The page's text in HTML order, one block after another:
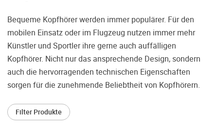
Qual der Wahl?
Warum kommen Sie nicht vorbei und
hören erstmal Probe? Dadurch stellen
Sie sicher, dass Sie die richtige Wahl
Oft werden Produkte auf Empfehlung
Dritter oder z.B. aufgrund einer Rezension
Bequeme Kopfhörer werden immer populärer. Für den
mobilen Einsatz oder im Flugzeug nutzen immer mehr
Künstler und Sportler ihre gerne auch auffälligen
Kopfhörer. Nicht nur das ansprechende Design, sondern
auch die hervorragenden technischen Eigenschaften
sorgen für die zunehmende Beliebtheit von Kopfhörern.
Filter Produkte